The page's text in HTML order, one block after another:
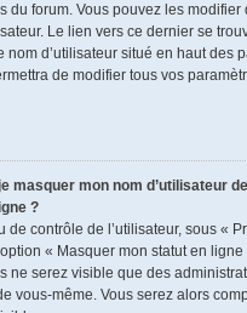
du forum. Vous pouvez les
Le lien vers ce dernier se
nom d’utilisateur situé en haut des
de modifier tous vos
masquer mon nom d’utilisateur
?
de contrôle de l’utilisateur, sous «
« Masquer mon statut en
ne serez visible que des
vous-même. Vous serez alors